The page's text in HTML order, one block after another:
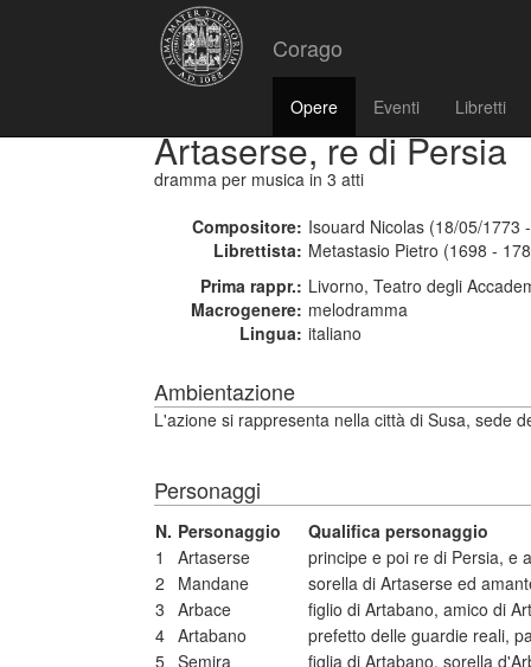
Corago
Opere Eventi Libretti
Artaserse, re di Persia
dramma per musica in 3 atti
Compositore: Isouard Nicolas (18/05/1773
Librettista: Metastasio Pietro (1698 -
Prima rappr.: Livorno, Teatro degli
Macrogenere: melodramma
Lingua: italiano
Ambientazione
L'azione si rappresenta nella città di Susa, sede
Personaggi
N. Personaggio
Qualifica personaggio
1
Artaserse
principe e poi re di Persia, e
2
Mandane
sorella di Artaserse ed
3 Arbace
figlio di Artabano, amico di
4 Artabano
prefetto delle guardie reali,
5 Semira
figlia di Artabano, sorella